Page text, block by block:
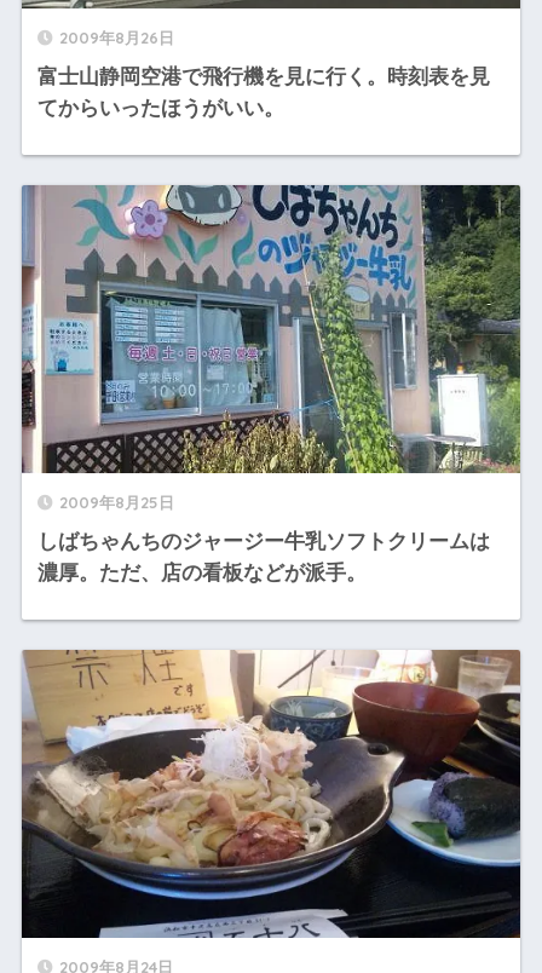
2009年8月26日
富士山静岡空港で飛行機を見に行く。時刻表を見
てからいったほうがいい。
2009年8月25日
しばちゃんちのジャージー牛乳ソフトクリームは
濃厚。ただ、店の看板などが派手。
2009年8月24日